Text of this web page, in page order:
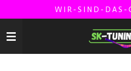
Hauptinhalt
springen
W I R - S I N D - D A S -